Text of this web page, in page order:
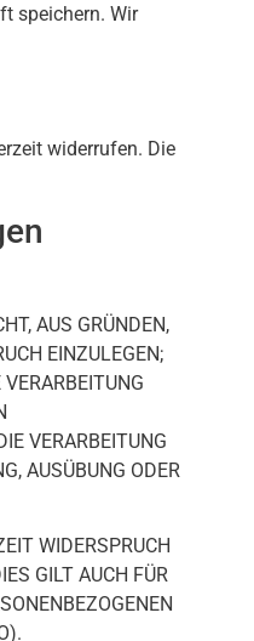
speichern. Wir
widerrufen. Die
AUS GRÜNDEN,
EINZULEGEN;
VERARBEITUNG
AUSÜBUNG ODER
WIDERSPRUCH
GILT AUCH FÜR